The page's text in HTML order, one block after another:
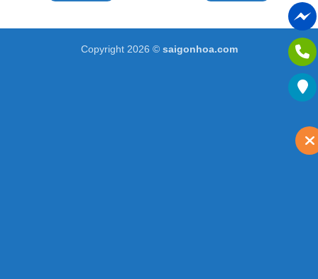
Copyright 2026 © saigonhoa.com